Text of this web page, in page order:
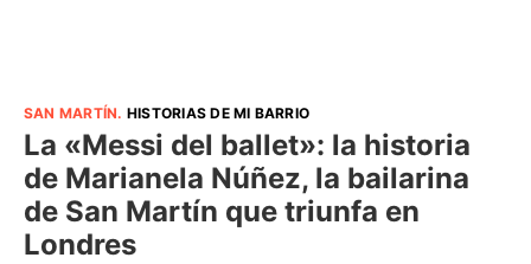
SAN MARTÍN. HISTORIAS DE MI BARRIO
La «Messi del ballet»: la historia
de Marianela Núñez, la bailarina
de San Martín que triunfa en
Londres